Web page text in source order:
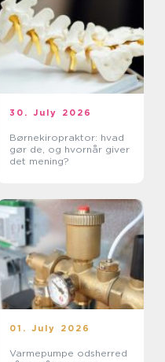
30. July 2026
Børnekiropraktor: hvad
gør de, og hvornår giver
det mening?
01. July 2026
Varmepumpe odsherred